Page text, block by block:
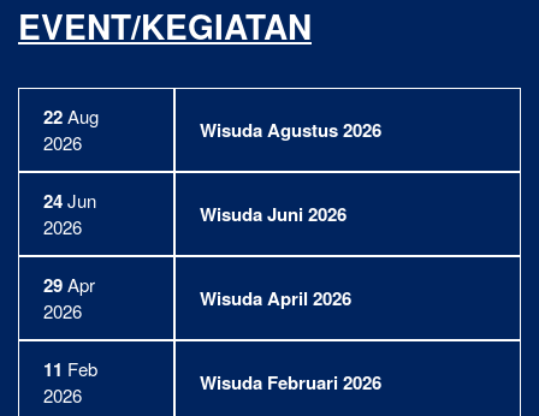
EVENT/KEGIATAN
22Aug
2026
Wisuda Agustus 2026
24Jun
2026
Wisuda Juni 2026
29Apr
2026
Wisuda April 2026
11 Feb
2026
Wisuda Februari 2026